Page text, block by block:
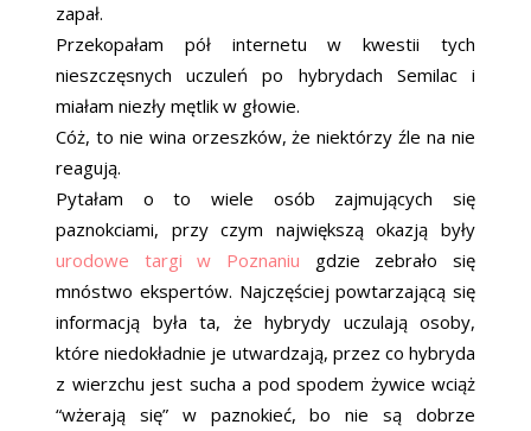
zapał.
Przekopałam pół internetu w kwestii tych
nieszczęsnych uczuleń po hybrydach Semilac i
miałam niezły mętlik w głowie.
Cóż, to nie wina orzeszków, że niektórzy źle na nie
reagują.
Pytałam o to wiele osób zajmujących się
paznokciami, przy czym największą okazją były
urodowe targi w Poznaniu gdzie zebrało się
mnóstwo ekspertów. Najczęściej powtarzającą się
informacją była ta, że hybrydy uczulają osoby,
które niedokładnie je utwardzają, przez co hybryda
z wierzchu jest sucha a pod spodem żywice wciąż
“wżerają się” w paznokieć, bo nie są dobrze